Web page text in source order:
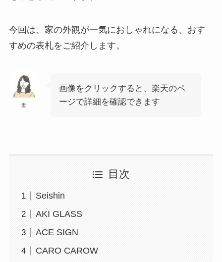
今回は、家の外観が一気におしゃれになる、おす
すめの表札をご紹介します。
妻
画像をクリックすると、楽天のペ
ージで詳細を確認できます
目次
Seishin
AKI GLASS
ACE SIGN
CARO CAROW